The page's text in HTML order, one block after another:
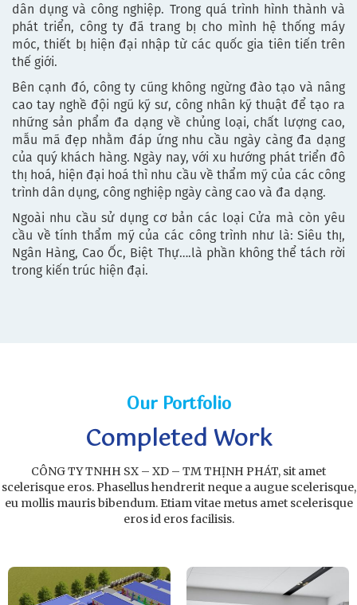
dân dụng và công nghiệp. Trong quá trình hình thành và
phát triển, công ty đã trang bị cho mình hệ thống máy
móc, thiết bị hiện đại nhập từ các quốc gia tiên tiến trên
thế giới.
Bên cạnh đó, công ty cũng không ngừng đào tạo và nâng
cao tay nghề đội ngũ kỹ sư, công nhân kỹ thuật để tạo ra
những sản phẩm đa dạng về chủng loại, chất lượng cao,
mẫu mã đẹp nhằm đáp ứng nhu cầu ngày càng đa dạng
của quý khách hàng. Ngày nay, với xu hướng phát triển đô
thị hoá, hiện đại hoá thì nhu cầu về thẩm mỹ của các công
trình dân dụng, công nghiệp ngày càng cao và đa dạng.
Ngoài nhu cầu sử dụng cơ bản các loại Cửa mà còn yêu
cầu về tính thẩm mỹ của các công trình như là: Siêu thị,
Ngân Hàng, Cao Ốc, Biệt Thự….là phần không thể tách rời
trong kiến trúc hiện đại.
Our Portfolio
Completed Work
CÔNG TY TNHH SX – XD – TM THỊNH PHÁT, sit amet
scelerisque eros. Phasellus hendrerit neque a augue scelerisque,
eu mollis mauris bibendum. Etiam vitae metus amet scelerisque
eros id eros facilisis.